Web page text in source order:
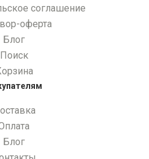
соглашение
оферта
Блог
Поиск
Блог